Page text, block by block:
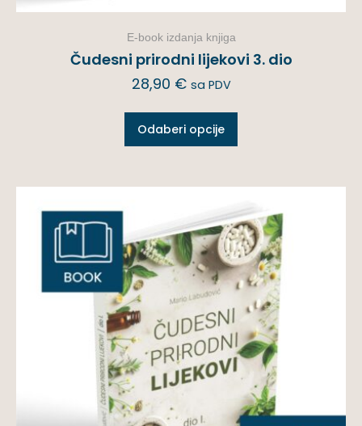
E-book izdanja knjiga
Čudesni prirodni lijekovi 3. dio
28,90 € sa PDV
Odaberi opcije